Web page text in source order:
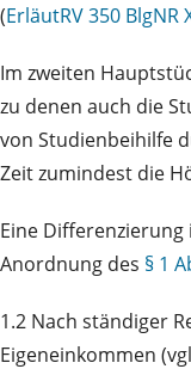
(ErläutRV 350 BlgNR
Im zweiten
zu denen auch die
von Studienbeihilfe
Zeit zumindest die
Eine
Anordnung des § 1
1.2 Nach ständiger
Eigeneinkommen (vgl